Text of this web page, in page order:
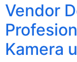
Vendor
Kamera